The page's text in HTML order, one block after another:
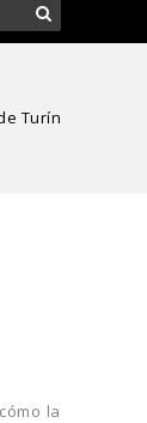
Turín
la